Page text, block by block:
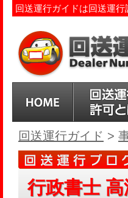
回送運行ガイドは回送運
回送運行ガイド >
行政書士